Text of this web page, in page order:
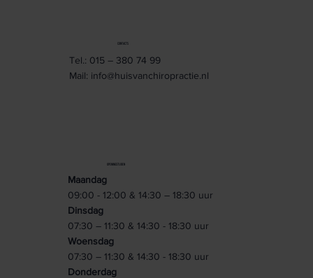
CONTACTS
Tel.: 015 – 380 74 99
Mail: info@huisvanchiropractie.nl
OPENINGSTIJDEN
Maandag
09:00 - 12:00 & 14:30 – 18:30 uur
Dinsdag
07:30 – 11:30 & 14:30 - 18:30 uur
Woensdag
07:30 – 11:30 & 14:30 - 18:30 uur
Donderdag